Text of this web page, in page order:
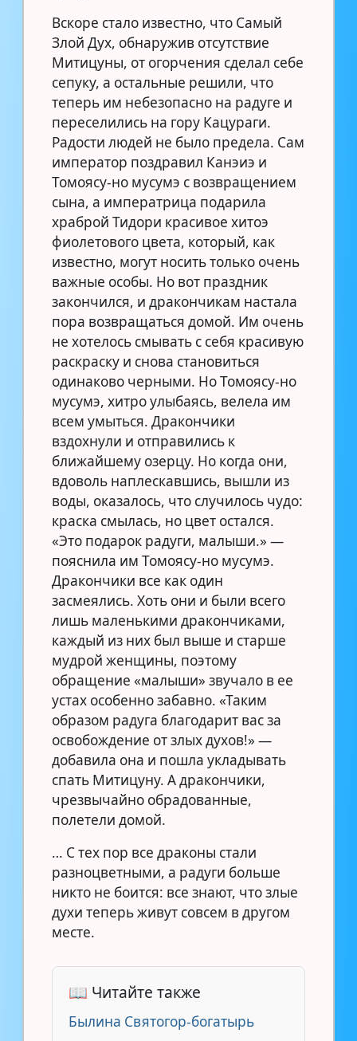
Вскоре стало известно, что Самый
Злой Дух, обнаружив отсутствие
Митицуны, от огорчения сделал себе
сепуку, а остальные решили, что
теперь им небезопасно на радуге и
переселились на гору Кацураги.
Радости людей не было предела. Сам
император поздравил Канэиэ и
Томоясу-но мусумэ с возвращением
сына, а императрица подарила
храброй Тидори красивое хитоэ
фиолетового цвета, который, как
известно, могут носить только очень
важные особы. Но вот праздник
закончился, и дракончикам настала
пора возвращаться домой. Им очень
не хотелось смывать с себя красивую
раскраску и снова становиться
одинаково черными. Но Томоясу-но
мусумэ, хитро улыбаясь, велела им
всем умыться. Дракончики
вздохнули и отправились к
ближайшему озерцу. Но когда они,
вдоволь наплескавшись, вышли из
воды, оказалось, что случилось чудо:
краска смылась, но цвет остался.
«Это подарок радуги, малыши.» —
пояснила им Томоясу-но мусумэ.
Дракончики все как один
засмеялись. Хоть они и были всего
лишь маленькими дракончиками,
каждый из них был выше и старше
мудрой женщины, поэтому
обращение «малыши» звучало в ее
устах особенно забавно. «Таким
образом радуга благодарит вас за
освобождение от злых духов!» —
добавила она и пошла укладывать
спать Митицуну. А дракончики,
чрезвычайно обрадованные,
полетели домой.
… С тех пор все драконы стали
разноцветными, а радуги больше
никто не боится: все знают, что злые
духи теперь живут совсем в другом
месте.
📖 Читайте также
Былина Святогор-богатырь